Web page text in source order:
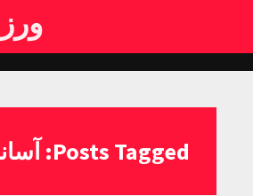
Posts Tagged: آسانسور